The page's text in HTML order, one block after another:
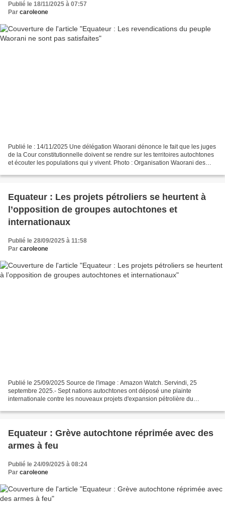
Publié le 18/11/2025 à 07:57
Par caroleone
Publié le : 14/11/2025 Une délégation Waorani dénonce le fait que les juges
de la Cour constitutionnelle doivent se rendre sur les territoires autochtones
et écouter les populations qui y vivent. Photo : Organisation Waorani des
Equateur : Les projets pétroliers se heurtent à
l’opposition de groupes autochtones et
internationaux
Publié le 28/09/2025 à 11:58
Par caroleone
Publié le 25/09/2025 Source de l'image : Amazon Watch. Servindi, 25
septembre 2025.- Sept nations autochtones ont déposé une plainte
internationale contre les nouveaux projets d'expansion pétrolière du
Equateur : Grève autochtone réprimée avec des
armes à feu
Publié le 24/09/2025 à 08:24
Par caroleone